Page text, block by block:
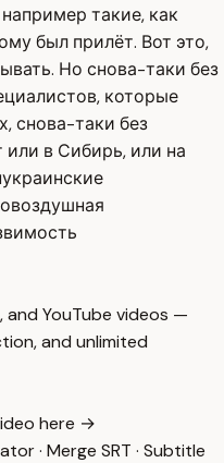
такие, как
был прилёт. Вот это,
Но снова-таки без
которые
снова-таки без
или в Сибирь, или на
украинские
and YouTube videos —
and unlimited
here →
· Merge SRT · Subtitle